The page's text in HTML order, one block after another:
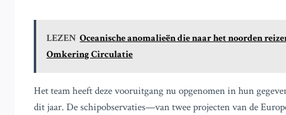
LEZEN Oceanische anomalieën die naar het noorden
Omkering Circulatie
Het team heeft deze vooruitgang nu opgenomen in hun
dit jaar. De schipobservaties—van twee projecten van de